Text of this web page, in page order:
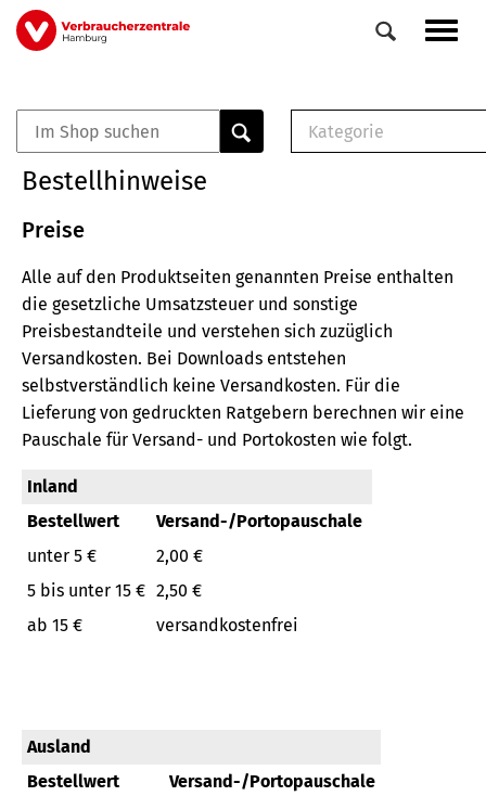
Direkt
zum
Veranstaltungen
0
Elemente
Kategorie
Broschüre
Buch
Bestellhinweise
Preise
Alle auf den Produktseiten genannten Preise enthalten
die gesetzliche Umsatzsteuer und sonstige
Preisbestandteile und verstehen sich zuzüglich
Versandkosten. Bei Downloads entstehen
selbstverständlich keine Versandkosten. Für die
Lieferung von gedruckten Ratgebern berechnen wir eine
Pauschale für Versand- und Portokosten wie folgt.
Inland
Bestellwert
Versand-/Portopauschale
unter 5 €
2,00 €
5 bis unter 15 € 2,50 €
ab 15 €
versandkostenfrei
Ausland
Bestellwert
Versand-/Portopauschale